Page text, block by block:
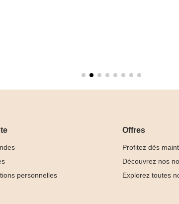
personnelles
Offres
Profitez dès
Découvrez nos
Explorez toutes